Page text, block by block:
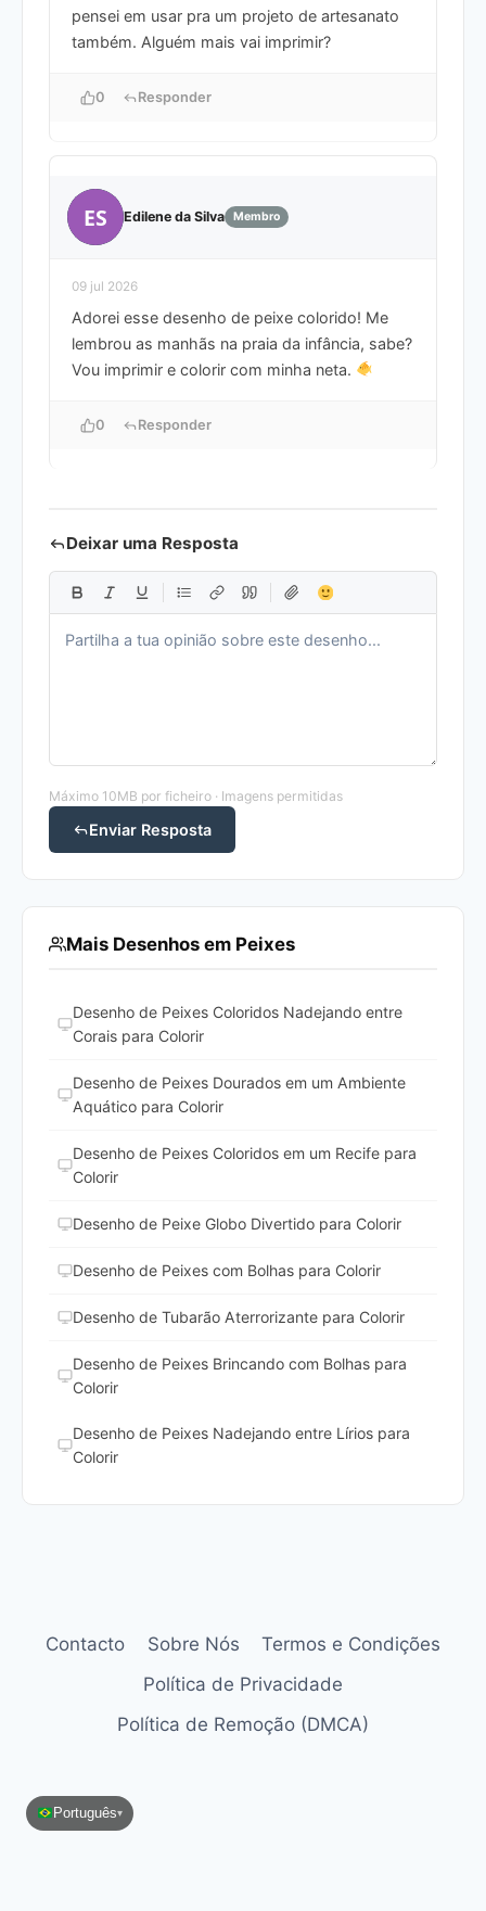
pensei em usar pra um projeto de artesanato
também. Alguém mais vai imprimir?
0 Responder
ES Edilene da Silva Membro
09 jul 2026
Adorei esse desenho de peixe colorido! Me
lembrou as manhãs na praia da infância, sabe?
Vou imprimir e colorir com minha neta.
0 Responder
Deixar uma Resposta
Máximo 10MB por ficheiro · Imagens permitidas
Enviar Resposta
Mais Desenhos em Peixes
Desenho de Peixes Coloridos Nadejando entre
Corais para Colorir
Desenho de Peixes Dourados em um Ambiente
Aquático para Colorir
Desenho de Peixes Coloridos em um Recife para
Colorir
Desenho de Peixe Globo Divertido para Colorir
Desenho de Peixes com Bolhas para Colorir
Desenho de Tubarão Aterrorizante para Colorir
Desenho de Peixes Brincando com Bolhas para
Colorir
Desenho de Peixes Nadejando entre Lírios para
Colorir
Contacto Sobre Nós
Termos e Condições
Política de Privacidade
Política de Remoção (DMCA)
Português▾